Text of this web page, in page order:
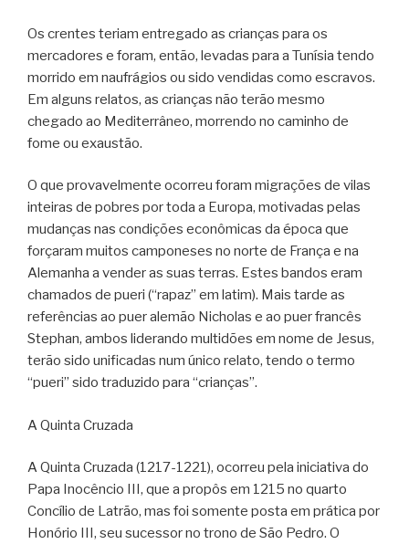
Os crentes teriam entregado as crianças para os
mercadores e foram, então, levadas para a Tunísia tendo
morrido em naufrágios ou sido vendidas como escravos.
Em alguns relatos, as crianças não terão mesmo
chegado ao Mediterrâneo, morrendo no caminho de
fome ou exaustão.
O que provavelmente ocorreu foram migrações de vilas
inteiras de pobres por toda a Europa, motivadas pelas
mudanças nas condições econômicas da época que
forçaram muitos camponeses no norte de França e na
Alemanha a vender as suas terras. Estes bandos eram
chamados de pueri (“rapaz” em latim). Mais tarde as
referências ao puer alemão Nicholas e ao puer francês
Stephan, ambos liderando multidões em nome de Jesus,
terão sido unificadas num único relato, tendo o termo
“pueri” sido traduzido para “crianças”.
A Quinta Cruzada
A Quinta Cruzada (1217-1221), ocorreu pela iniciativa do
Papa Inocêncio III, que a propôs em 1215 no quarto
Concílio de Latrão, mas foi somente posta em prática por
Honório III, seu sucessor no trono de São Pedro. O